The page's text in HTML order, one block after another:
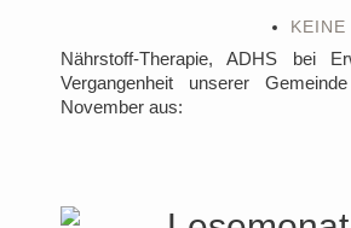
KEINE
Nährstoff-Therapie, ADHS bei
Vergangenheit unserer
November aus: